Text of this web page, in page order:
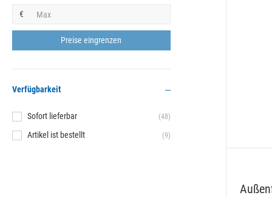
€
Verfügbarkeit
Sofort lieferbar (48)
Artikel ist bestellt (9)